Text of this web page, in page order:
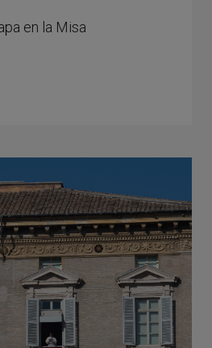
en la Misa